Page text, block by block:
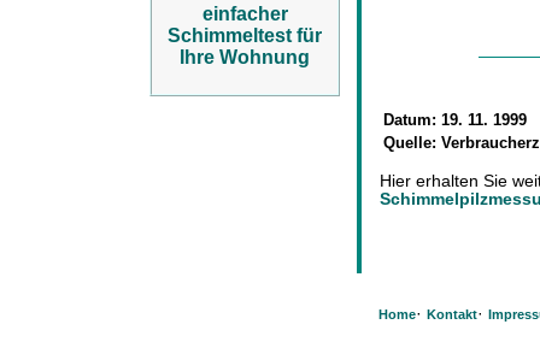
einfacher
Schimmeltest für
Ihre Wohnung
Datum: 19. 11. 1999
Quelle:
Hier erhalten Sie
Home· Kontakt·